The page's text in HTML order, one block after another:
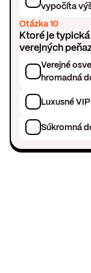
vypočíta
Otázka 10
Ktoré je
verejných
Verejné
hromadná
Luxusné
Súkromná